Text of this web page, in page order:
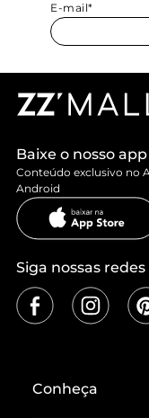
E-mail*
Baixe o nosso app
Conteúdo exclusivo no
Android
Siga nossas redes
Conheça